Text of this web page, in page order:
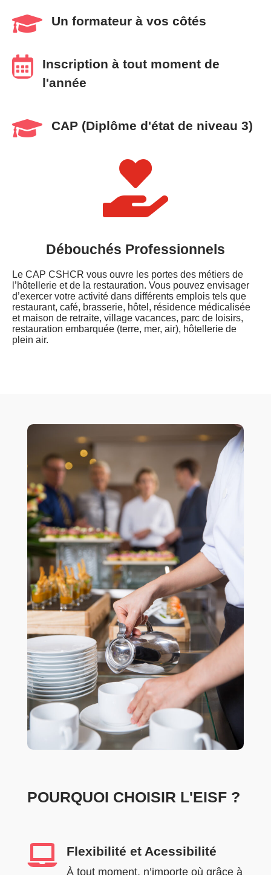
 Un formateur à vos côtés

Inscription à tout moment de
l'année
 CAP (Diplôme d'état de niveau 3)

Débouchés Professionnels
Le CAP CSHCR vous ouvre les portes des métiers de
l’hôtellerie et de la restauration. Vous pouvez envisager
d’exercer votre activité dans différents emplois tels que
restaurant, café, brasserie, hôtel, résidence médicalisée
et maison de retraite, village vacances, parc de loisirs,
restauration embarquée (terre, mer, air), hôtellerie de
plein air.
POURQUOI CHOISIR L'EISF ?
 Flexibilité et Acessibilité
À tout moment, n’importe où grâce à